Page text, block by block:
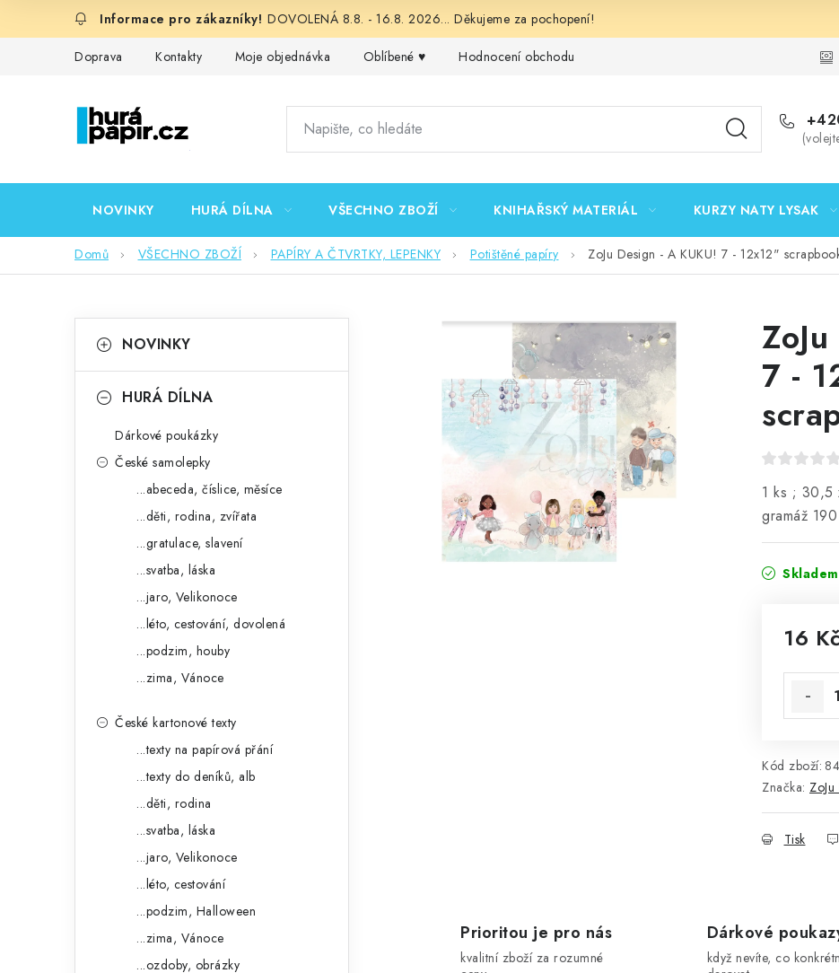
DOVOLENÁ 8.8. - 16.8. 2026... Děkujeme za pochopení!
Doprava Kontakty Moje objednávka Oblíbené ♥️ Hodnocení obchodu Podmínky
NOVINKY HURÁ DÍLNA VŠECHNO ZBOŽÍ KNIHAŘSKÝ MATERIÁL KURZY NATY LYSAK
Domů VŠECHNO ZBOŽÍ PAPÍRY A ČTVRTKY, LEPENKY Potištěné papíry ZoJu Design - A KUKU! 7 - 12x12"
okategorie
a
NOVINKY
HURÁ DÍLNA
Dárkové poukázky
České samolepky
...abeceda, číslice, měsíce
...děti, rodina, zvířata
...gratulace, slavení
...svatba, láska
...jaro, Velikonoce
...léto, cestování, dovolená
...podzim, houby
...zima, Vánoce
České kartonové texty
...texty na papírová přání
...texty do deníků, alb
...děti, rodina
...svatba, láska
...jaro, Velikonoce
...léto, cestování
...podzim, Halloween
...zima, Vánoce
...ozdoby, obrázky
7 -
1 ks ; 30,5
gramáž
Skladem
16 Kč
Kód zboží:
Značka:
Tisk
Prioritou je pro nás
kvalitní zboží za rozumné
Dárkové
když nevíte, co